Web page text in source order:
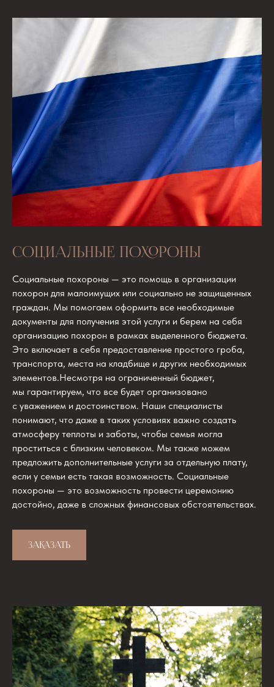
СОЦИАЛЬНЫЕ ПОХОРОНЫ
Социальные похороны — это помощь в организации
похорон для малоимущих или социально не защищенных
граждан. Мы помогаем оформить все необходимые
документы для получения этой услуги и берем на себя
организацию похорон в рамках выделенного бюджета.
Это включает в себя предоставление простого гроба,
транспорта, места на кладбище и других необходимых
элементов.Несмотря на ограниченный бюджет,
мы гарантируем, что все будет организовано
с уважением и достоинством. Наши специалисты
понимают, что даже в таких условиях важно создать
атмосферу теплоты и заботы, чтобы семья могла
проститься с близким человеком. Мы также можем
предложить дополнительные услуги за отдельную плату,
если у семьи есть такая возможность. Социальные
похороны — это возможность провести церемонию
достойно, даже в сложных финансовых обстоятельствах.
ЗАКАЗАТЬ